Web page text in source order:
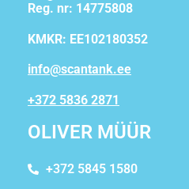
Reg. nr: 14775808
KMKR: EE102180352
info@scantank.ee
+372 5836 2871
OLIVER MÜÜR
+372 5845 1580